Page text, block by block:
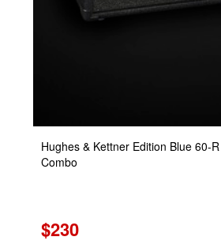
Hughes & Kettner Edition Blue 60-
Combo
$230